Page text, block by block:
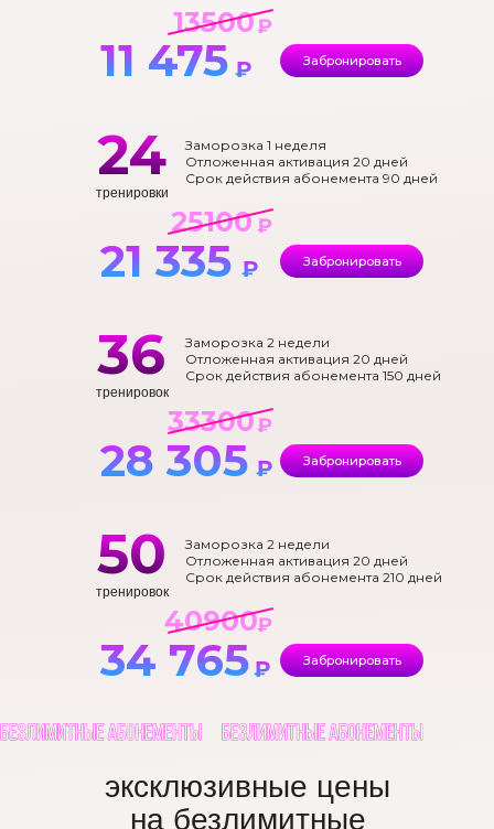
11 475 ₽
13500₽
тренировки
24
21 335 ₽
Заморозка 1 неделя
Отложенная активация 20 дней
Срок действия абонемента 90 дней
25100 ₽
тренировок
36
28 305 ₽
Заморозка 2 недели
Отложенная активация 20 дней
Срок действия абонемента 150 дней
33300₽
тренировок
50
34 765₽
Заморозка 2 недели
Отложенная активация 20 дней
Срок действия абонемента 210 дней
40900₽
эксклюзивные цены
на безлимитные
Забронировать
Забронировать
Забронировать
Забронировать